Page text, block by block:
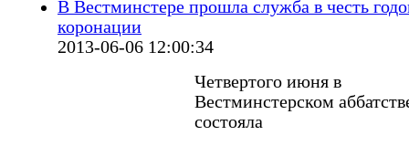
В Вестминстере прошла служба в честь
коронации
2013-06-06 12:00:34
Четвертого июня в
Вестминстерском
состояла